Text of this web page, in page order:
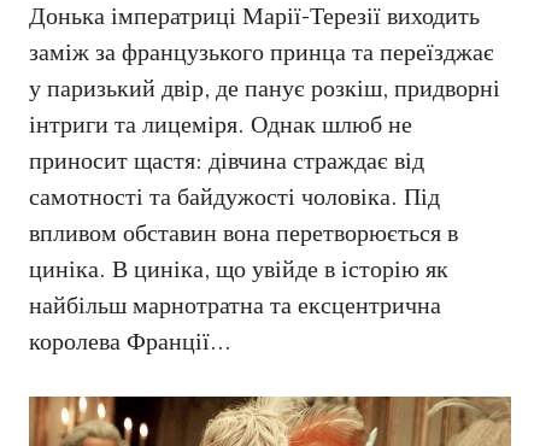
Донька імператриці Марії-Терезії виходить
заміж за французького принца та переїзджає
у паризький двір, де панує розкіш, придворні
інтриги та лицеміря. Однак шлюб не
приносит щастя: дівчина страждає від
самотності та байдужості чоловіка. Під
впливом обставин вона перетворюється в
циніка. В циніка, що увійде в історію як
найбільш марнотратна та ексцентрична
королева Франції…